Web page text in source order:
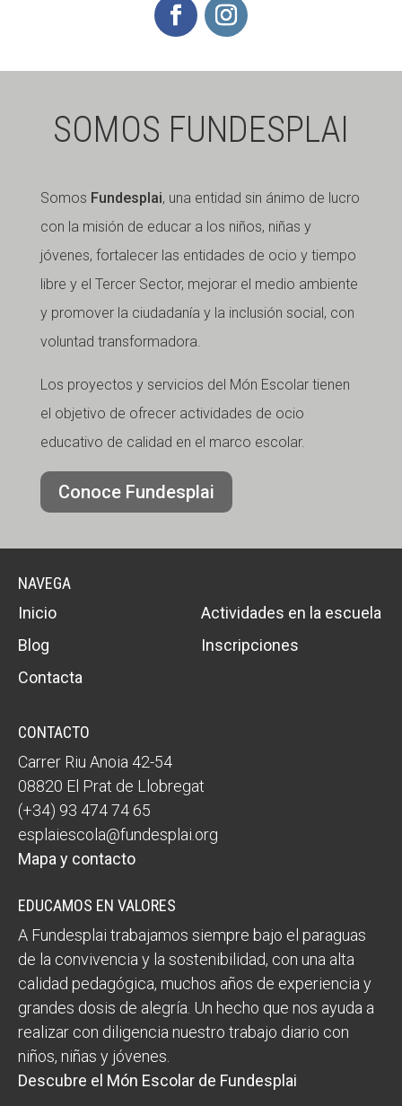
SOMOS FUNDESPLAI
Somos Fundesplai, una entidad sin ánimo de lucro
con la misión de educar a los niños, niñas y
jóvenes, fortalecer las entidades de ocio y tiempo
libre y el Tercer Sector, mejorar el medio ambiente
y promover la ciudadanía y la inclusión social, con
voluntad transformadora.
Los proyectos y servicios del Món Escolar tienen
el objetivo de ofrecer actividades de ocio
educativo de calidad en el marco escolar.
Conoce Fundesplai
NAVEGA
Inicio
Actividades en la escuela
Blog
Inscripciones
Contacta
CONTACTO
Carrer Riu Anoia 42-54
08820 El Prat de Llobregat
(+34) 93 474 74 65
esplaiescola@fundesplai.org
Mapa y contacto
EDUCAMOS EN VALORES
A Fundesplai trabajamos siempre bajo el paraguas
de la convivencia y la sostenibilidad, con una alta
calidad pedagógica, muchos años de experiencia y
grandes dosis de alegría. Un hecho que nos ayuda a
realizar con diligencia nuestro trabajo diario con
niños, niñas y jóvenes.
Descubre el Món Escolar de Fundesplai